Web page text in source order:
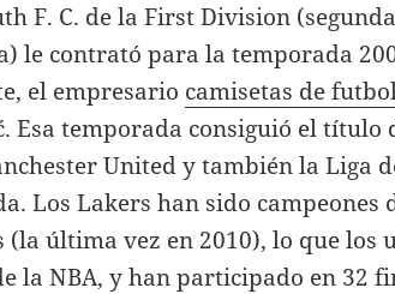
F. C. de la First Division
le contrató para la temporada
el empresario camisetas de
Esa temporada consiguió el título
United y también la Liga
Los Lakers han sido campeones
(la última vez en 2010), lo que los
la NBA, y han participado en 32